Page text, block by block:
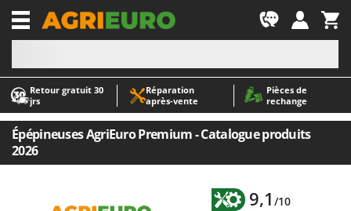
Retour gratuit 30
jrs
Réparation
après‑vente
Pièces de
rechange
-1
A
Abris de jardin
Accessoires pour tracteurs tondeuses autoportés
Aspirateurs - Balais Électriques
A
AgriEuro Premium
Épépineuses AgriEuro Premium - Catalogue produits
2026
9,1 /10